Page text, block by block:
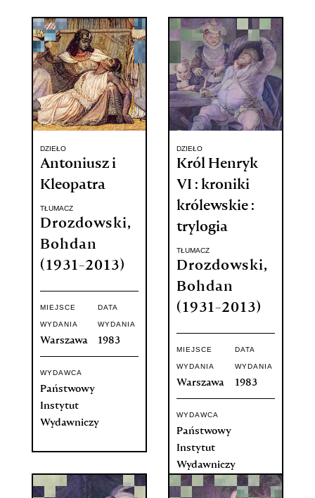
DZIEŁO
Antoniusz i
Kleopatra
TŁUMACZ
Drozdowski,
Bohdan
(1931-2013)
MIEJSCE
WYDANIA
Warszawa
DATA
WYDANIA
1983
WYDAWCA
Państwowy
Instytut
Wydawniczy
DZIEŁO
Król Henryk
VI : kroniki
królewskie :
trylogia
TŁUMACZ
Drozdowski,
Bohdan
(1931-2013)
MIEJSCE
WYDANIA
Warszawa
DATA
WYDANIA
1983
WYDAWCA
Państwowy
Instytut
Wydawniczy